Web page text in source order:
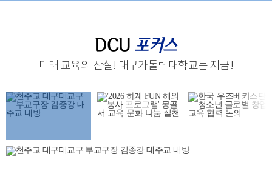
DCU 포커스
미래 교육의 산실 ! 대구가톨릭대학교는 지금!